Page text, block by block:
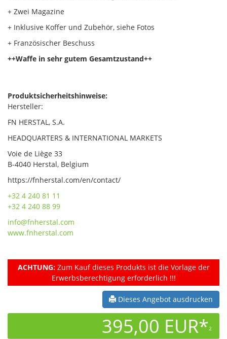
+ Zwei Magazine
+ Inklusive Koffer und Zubehör, siehe Fotos
+ Französischer Beschuss
++Waffe in sehr gutem Gesamtzustand++
Produktsicherheitshinweise:
Hersteller:
FN HERSTAL, S.A.
HEADQUARTERS & INTERNATIONAL MARKETS
Voie de Liège 33
B-4040 Herstal, Belgium
https://fnherstal.com/en/contact/
+32 4 240 81 11
+32 4 240 88 99
info@fnherstal.com
www.fnherstal.com
ACHTUNG:Zum Kauf dieses Produkts ist die Vorlage der
Erwerbsberechtigung erforderlich !!!
Dieses Angebot ausdrucken
395,00 EUR*2